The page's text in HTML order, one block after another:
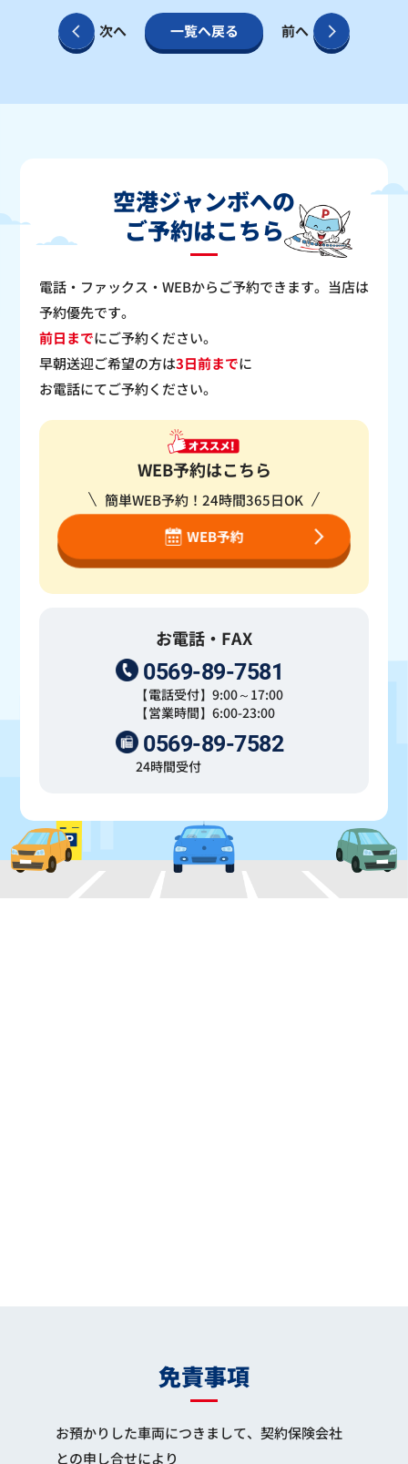
次へ 一覧へ戻る 前へ
空港ジャンボへの
ご予約はこちら
電話・ファックス・WEBからご予約できます。当店は
予約優先です。
前日までにご予約ください。
早朝送迎ご希望の方は3日前までに
お電話にてご予約ください。
WEB予約はこちら
簡単WEB予約！24時間365日OK
WEB予約
お電話・FAX
0569-89-7581
【電話受付】9:00～17:00
【営業時間】6:00-23:00
0569-89-7582
24時間受付
免責事項
お預かりした車両につきまして、契約保険会社
との申し合せにより